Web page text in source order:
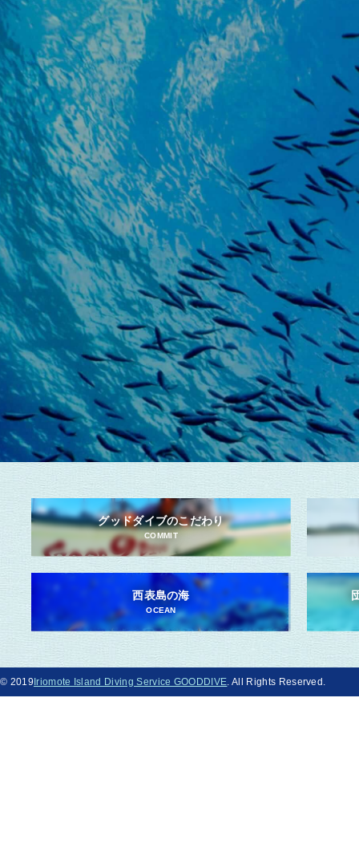
グッドダイブのこだわり
COMMIT
西表島の海
OCEAN
© 2019Iriomote Island Diving Service GOODDIVE . All Rights Reserved.